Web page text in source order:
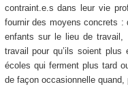
contraint.e.s dans leur vie
fournir des moyens concrets
enfants sur le lieu de travail,
travail pour qu’ils soient
écoles qui ferment plus tard
de façon occasionnelle